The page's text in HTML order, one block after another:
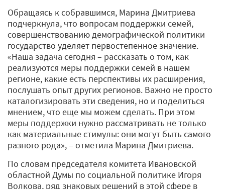
Обращаясь к собравшимся, Марина Дмитриева
подчеркнула, что вопросам поддержки семей,
совершенствованию демографической политики
государство уделяет первостепенное значение.
«Наша задача сегодня – рассказать о том, как
реализуются меры поддержки семей в нашем
регионе, какие есть перспективы их расширения,
послушать опыт других регионов. Важно не просто
каталогизировать эти сведения, но и поделиться
мнением, что еще мы можем сделать. При этом
меры поддержки нужно рассматривать не только
как материальные стимулы: они могут быть самого
разного рода», – отметила Марина Дмитриева.
По словам председателя комитета Ивановской
областной Думы по социальной политике Игоря
Волкова, ряд знаковых решений в этой сфере в